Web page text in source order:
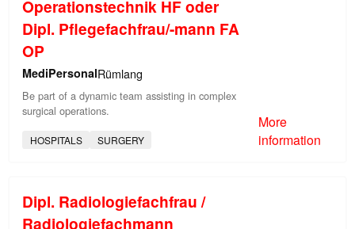
Operationstechnik HF oder
Dipl. Pflegefachfrau/-mann FA
OP
MediPersonalRümlang
Be part of a dynamic team assisting in complex
surgical operations.
HOSPITALS SURGERY
More
information
Dipl. Radiologiefachfrau /
Radiologiefachmann